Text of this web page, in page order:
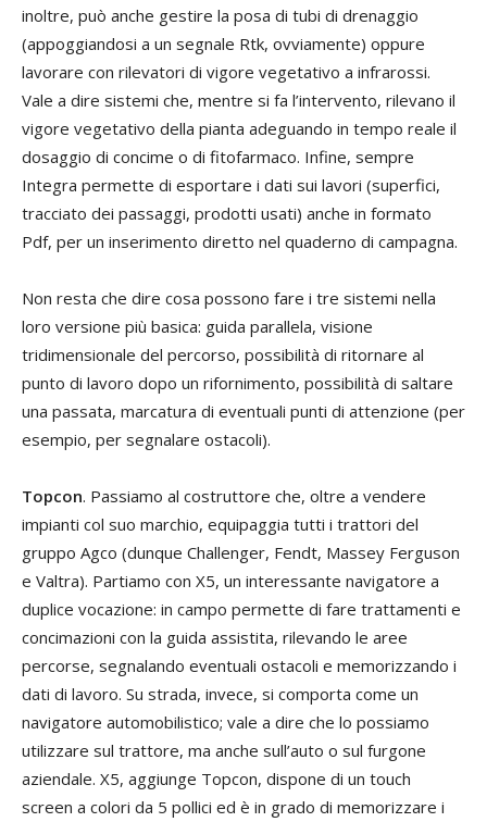
inoltre, può anche gestire la posa di tubi di drenaggio
(appoggiandosi a un segnale Rtk, ovviamente) oppure
lavorare con rilevatori di vigore vegetativo a infrarossi.
Vale a dire sistemi che, mentre si fa l’intervento, rilevano il
vigore vegetativo della pianta adeguando in tempo reale il
dosaggio di concime o di fitofarmaco. Infine, sempre
Integra permette di esportare i dati sui lavori (superfici,
tracciato dei passaggi, prodotti usati) anche in formato
Pdf, per un inserimento diretto nel quaderno di campagna.
Non resta che dire cosa possono fare i tre sistemi nella
loro versione più basica: guida parallela, visione
tridimensionale del percorso, possibilità di ritornare al
punto di lavoro dopo un rifornimento, possibilità di saltare
una passata, marcatura di eventuali punti di attenzione (per
esempio, per segnalare ostacoli).
Topcon. Passiamo al costruttore che, oltre a vendere
impianti col suo marchio, equipaggia tutti i trattori del
gruppo Agco (dunque Challenger, Fendt, Massey Ferguson
e Valtra). Partiamo con X5, un interessante navigatore a
duplice vocazione: in campo permette di fare trattamenti e
concimazioni con la guida assistita, rilevando le aree
percorse, segnalando eventuali ostacoli e memorizzando i
dati di lavoro. Su strada, invece, si comporta come un
navigatore automobilistico; vale a dire che lo possiamo
utilizzare sul trattore, ma anche sull’auto o sul furgone
aziendale. X5, aggiunge Topcon, dispone di un touch
screen a colori da 5 pollici ed è in grado di memorizzare i